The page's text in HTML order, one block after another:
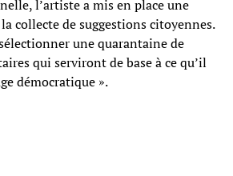
l’artiste a mis en place une
collecte de suggestions citoyennes.
une quarantaine de
qui serviront de base à ce qu’il
démocratique ».